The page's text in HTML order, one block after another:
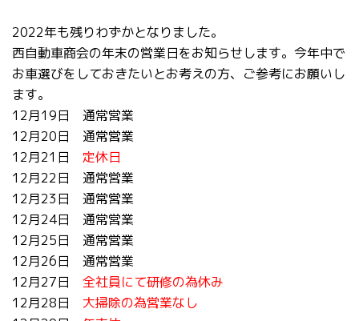
2022年も残りわずかとなりました。
西自動車商会の年末の営業日をお知らせします。今年中で
お車選びをしておきたいとお考えの方、ご参考にお願いし
ます。
12月19日 通常営業
12月20日 通常営業
12月21日 定休日
12月22日 通常営業
12月23日 通常営業
12月24日 通常営業
12月25日 通常営業
12月26日 通常営業
12月27日 全社員にて研修の為休み
12月28日 大掃除の為営業なし